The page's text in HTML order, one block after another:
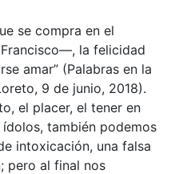
se compra en el
la felicidad
amar” (Palabras en la
9 de junio, 2018).
el placer, el tener en
también podemos
intoxicación, una falsa
pero al final nos